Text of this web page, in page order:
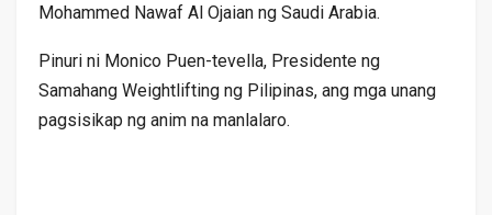
Mohammed Nawaf Al Ojaian ng Saudi Arabia.
Pinuri ni Monico Puen-tevella, Presidente ng
Samahang Weightlifting ng Pilipinas, ang mga unang
pagsisikap ng anim na manlalaro.